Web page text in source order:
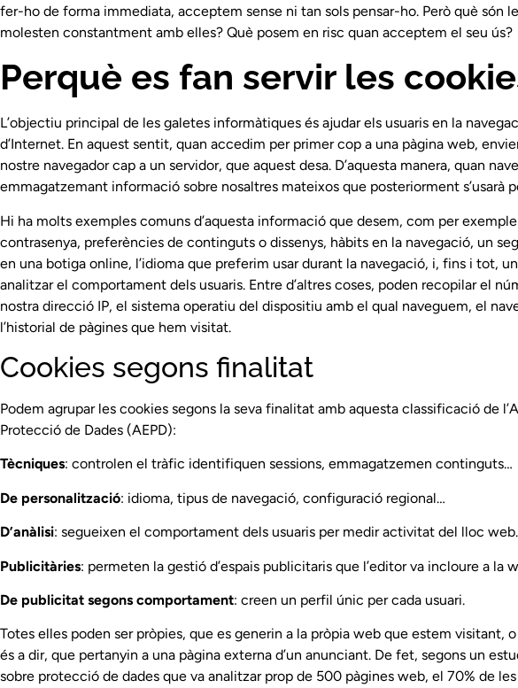
fer-ho de forma immediata, acceptem sense ni tan sols pensar-ho. Però què són
molesten constantment amb elles? Què posem en risc quan acceptem el seu ús?
Perquè es fan servir les
L’objectiu principal de les galetes informàtiques és ajudar els usuaris en la
d’Internet. En aquest sentit, quan accedim per primer cop a una pàgina web,
nostre navegador cap a un servidor, que aquest desa. D’aquesta manera, quan
emmagatzemant informació sobre nosaltres mateixos que posteriorment s’usarà
Hi ha molts exemples comuns d’aquesta informació que desem, com per exemple
contrasenya, preferències de continguts o dissenys, hàbits en la navegació, un
en una botiga online, l’idioma que preferim usar durant la navegació, i, fins i tot,
analitzar el comportament dels usuaris. Entre d’altres coses, poden recopilar el
nostra direcció IP, el sistema operatiu del dispositiu amb el qual naveguem, el
l’historial de pàgines que hem visitat.
Cookies segons finalitat
Podem agrupar les cookies segons la seva finalitat amb aquesta classificació de
Protecció de Dades (AEPD):
Tècniques: controlen el tràfic identifiquen sessions, emmagatzemen continguts…
De personalització: idioma, tipus de navegació, configuració regional…
D’anàlisi: segueixen el comportament dels usuaris per medir activitat del lloc
Publicitàries: permeten la gestió d’espais publicitaris que l’editor va incloure a la
De publicitat segons comportament: creen un perfil únic per cada usuari.
Totes elles poden ser pròpies, que es generin a la pròpia web que estem visitant,
és a dir, que pertanyin a una pàgina externa d’un anunciant. De fet, segons un
sobre protecció de dades que va analitzar prop de 500 pàgines web, el 70% de